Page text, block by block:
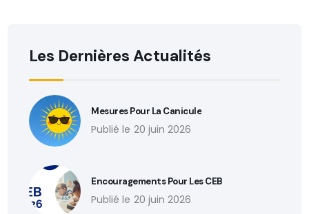
Les Dernières Actualités
Mesures Pour La Canicule
20 juin 2026
Encouragements Pour Les CEB
20 juin 2026